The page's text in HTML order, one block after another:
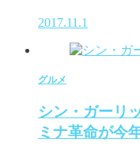
2017.11.1
グルメ
シン・ガーリ
ミナ革命が今